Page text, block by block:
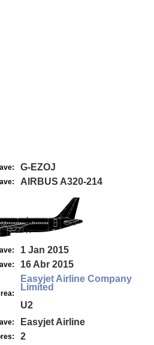
G-EZOJ
AIRBUS A320-214
1 Jan 2015
16 Abr 2015
Easyjet Airline Company
Limited
U2
Easyjet Airline
2